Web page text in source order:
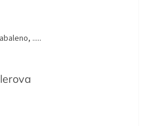
je 5 z 5 hvězdiček.
.....
je 5 z 5 hvězdiček.